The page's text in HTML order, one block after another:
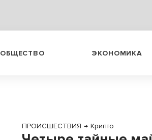
ОБЩЕСТВО ЭКОНОМИКА
ПРОИСШЕСТВИЯ → Крипто